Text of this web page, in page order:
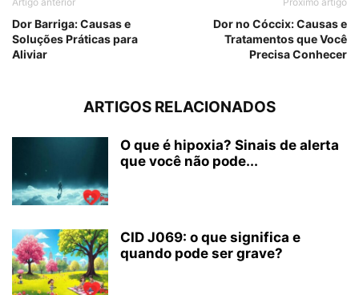
Dor Barriga: Causas e
Soluções Práticas para
Aliviar
Dor no Cóccix: Causas e
Tratamentos que Você
Precisa Conhecer
ARTIGOS RELACIONADOS
O que é hipoxia? Sinais de alerta
que você não pode...
CID J069: o que significa e
quando pode ser grave?